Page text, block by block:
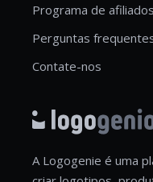
Programa de afiliados
Perguntas
Contate-nos
A Logogenie é uma